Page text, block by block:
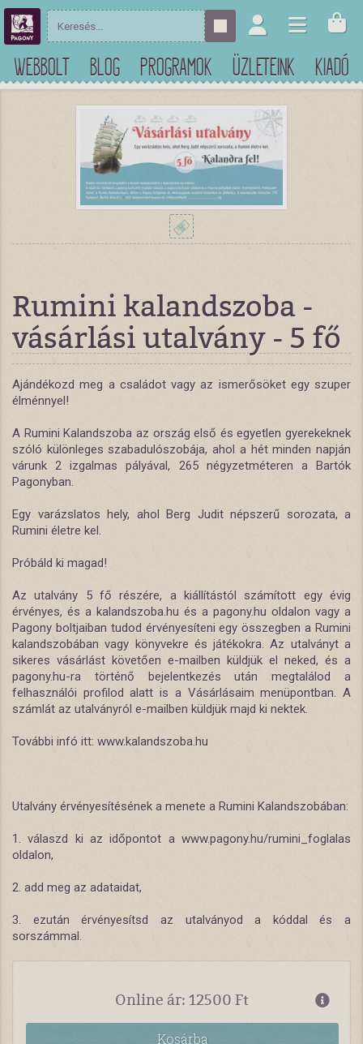
WEBBOLT BLOG PROGRAMOK ÜZLETEINK KIADÓ
Rumini kalandszoba -
vásárlási utalvány - 5 fő
Ajándékozd meg a családot vagy az ismerősöket egy szuper
élménnyel!
A Rumini Kalandszoba az ország első és egyetlen gyerekeknek
szóló különleges szabadulószobája, ahol a hét minden napján
várunk 2 izgalmas pályával, 265 négyzetméteren a Bartók
Pagonyban.
Egy varázslatos hely, ahol Berg Judit népszerű sorozata, a
Rumini életre kel.
Próbáld ki magad!
Az utalvány 5 fő részére, a kiállítástól számított egy évig
érvényes, és a kalandszoba.hu és a pagony.hu oldalon vagy a
Pagony boltjaiban tudod érvényesíteni egy összegben a Rumini
kalandszobában vagy könyvekre és játékokra. Az utalványt a
sikeres vásárlást követően e-mailben küldjük el neked, és a
pagony.hu-ra történő bejelentkezés után megtalálod a
felhasználói profilod alatt is a Vásárlásaim menüpontban. A
számlát az utalványról e-mailben küldjük majd ki nektek.
További infó itt: www.kalandszoba.hu
Utalvány érvényesítésének a menete a Rumini Kalandszobában:
1. válaszd ki az időpontot a www.pagony.hu/rumini_foglalas
oldalon,
2. add meg az adataidat,
3. ezután érvényesítsd az utalványod a kóddal és a
sorszámmal.
Online ár: 12500 Ft
Kosárba